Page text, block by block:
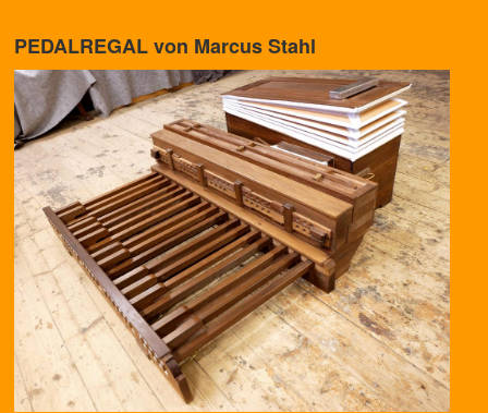
PEDALREGAL von Marcus Stahl